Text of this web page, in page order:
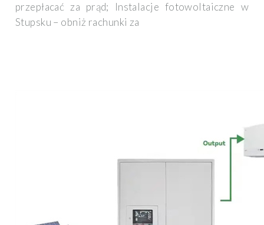
przepłacać za prąd; Instalacje fotowoltaiczne w
Stupsku – obniż rachunki za